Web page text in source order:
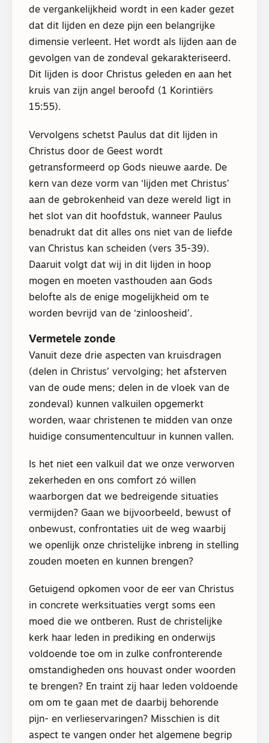
de vergankelijkheid wordt in een kader gezet
dat dit lijden en deze pijn een belangrijke
dimensie verleent. Het wordt als lijden aan de
gevolgen van de zondeval gekarakteriseerd.
Dit lijden is door Christus geleden en aan het
kruis van zijn angel beroofd (1 Korintiërs
15:55).
Vervolgens schetst Paulus dat dit lijden in
Christus door de Geest wordt
getransformeerd op Gods nieuwe aarde. De
kern van deze vorm van ‘lijden met Christus’
aan de gebrokenheid van deze wereld ligt in
het slot van dit hoofdstuk, wanneer Paulus
benadrukt dat dit alles ons niet van de liefde
van Christus kan scheiden (vers 35-39).
Daaruit volgt dat wij in dit lijden in hoop
mogen en moeten vasthouden aan Gods
belofte als de enige mogelijkheid om te
worden bevrijd van de ‘zinloosheid’.
Vermetele zonde
Vanuit deze drie aspecten van kruisdragen
(delen in Christus’ vervolging; het afsterven
van de oude mens; delen in de vloek van de
zondeval) kunnen valkuilen opgemerkt
worden, waar christenen te midden van onze
huidige consumentencultuur in kunnen vallen.
Is het niet een valkuil dat we onze verworven
zekerheden en ons comfort zó willen
waarborgen dat we bedreigende situaties
vermijden? Gaan we bijvoorbeeld, bewust of
onbewust, confrontaties uit de weg waarbij
we openlijk onze christelijke inbreng in stelling
zouden moeten en kunnen brengen?
Getuigend opkomen voor de eer van Christus
in concrete werksituaties vergt soms een
moed die we ontberen. Rust de christelijke
kerk haar leden in prediking en onderwijs
voldoende toe om in zulke confronterende
omstandigheden ons houvast onder woorden
te brengen? En traint zij haar leden voldoende
om om te gaan met de daarbij behorende
pijn- en verlieservaringen? Misschien is dit
aspect te vangen onder het algemene begrip